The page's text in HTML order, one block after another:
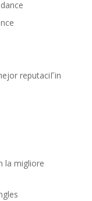
reputaciГіn
la migliore